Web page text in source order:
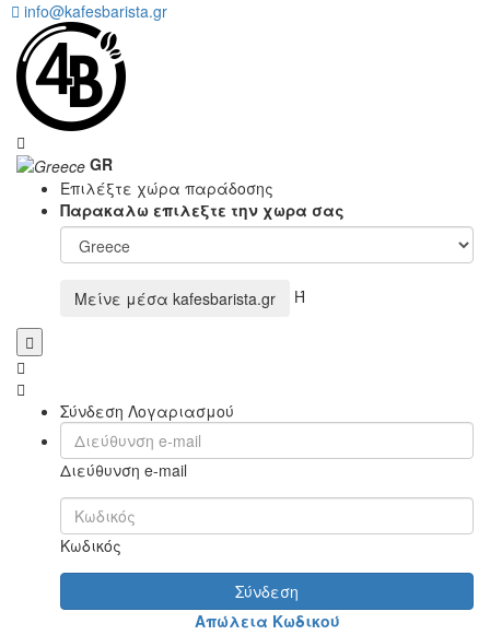
info@kafesbarista.gr
GR
Επιλέξτε χώρα παράδοσης
Παρακαλω επιλεξτε την χωρα σας
Μείνε μέσα kafesbarista.gr Ή
Σύνδεση Λογαριασμού
Διεύθυνση e-mail
Κωδικός
Σύνδεση
Απώλεια Κωδικού